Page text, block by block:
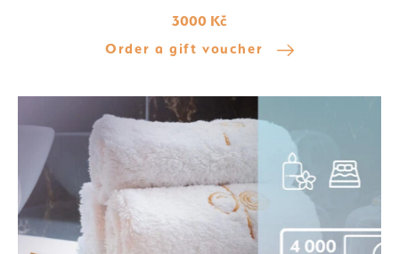
3000 Kč
Order a gift voucher